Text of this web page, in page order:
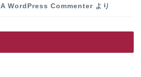
A WordPress Commenter より